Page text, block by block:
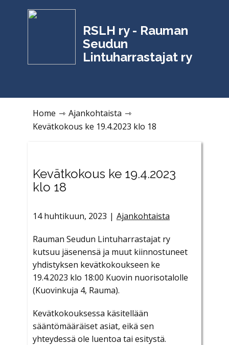
RSLH ry - Rauman
Seudun
Lintuharrastajat ry
Home ⇾ Ajankohtaista ⇾
Kevätkokous ke 19.4.2023 klo 18
Kevätkokous ke 19.4.2023
klo 18
14 huhtikuun, 2023 Ajankohtaista
Rauman Seudun Lintuharrastajat ry
kutsuu jäsenensä ja muut kiinnostuneet
yhdistyksen kevätkokoukseen ke
19.4.2023 klo 18:00 Kuovin nuorisotalolle
(Kuovinkuja 4, Rauma).
Kevätkokouksessa käsitellään
sääntömääräiset asiat, eikä sen
yhteydessä ole luentoa tai esitystä.